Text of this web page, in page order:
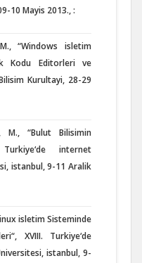
10 Mayis 2013., :
“Windows isletim
Kodu Editorleri ve
Kurultayi, 28-29
“Bulut Bilisimin
internet
istanbul, 9-11 Aralik
isletim Sisteminde
XVIII. Turkiye‘de
istanbul, 9-